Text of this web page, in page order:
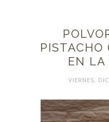
PISTACHO
EN LA
VIERNES,